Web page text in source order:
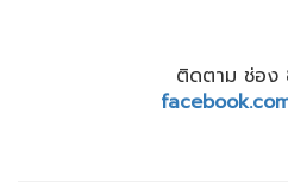
ติดตาม ช่อง